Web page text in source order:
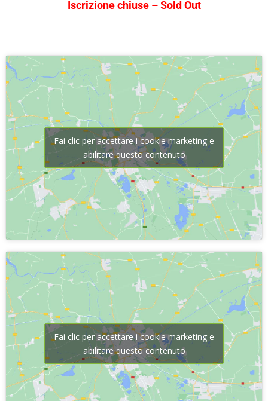
Iscrizione chiuse – Sold Out
Fai clic per accettare i cookie marketing e
abilitare questo contenuto
Fai clic per accettare i cookie marketing e
abilitare questo contenuto